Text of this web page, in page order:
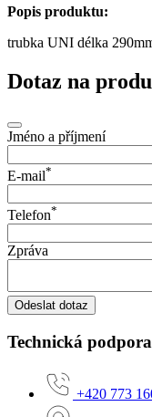
Popis produktu:
trubka UNI délka
Dotaz na
Jméno a příjmení
E-mail*
Telefon*
Zpráva
Odeslat dotaz
Technická
+420 773